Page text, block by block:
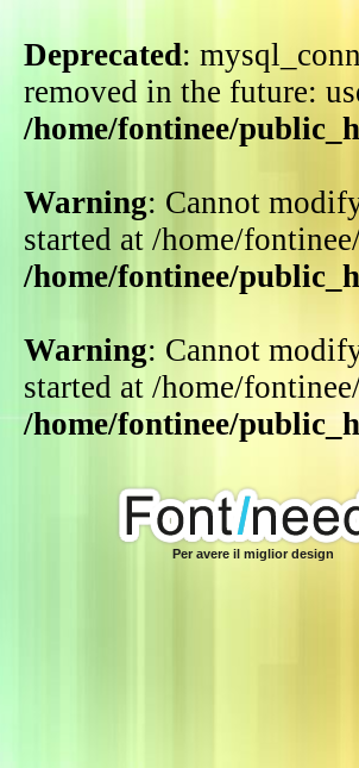
Deprecated:
removed in the future:
/home/fontinee/
Warning: Cannot
started at /home/
/home/fontinee/
Warning: Cannot
started at /home/
/home/fontinee/
Per avere il miglior design